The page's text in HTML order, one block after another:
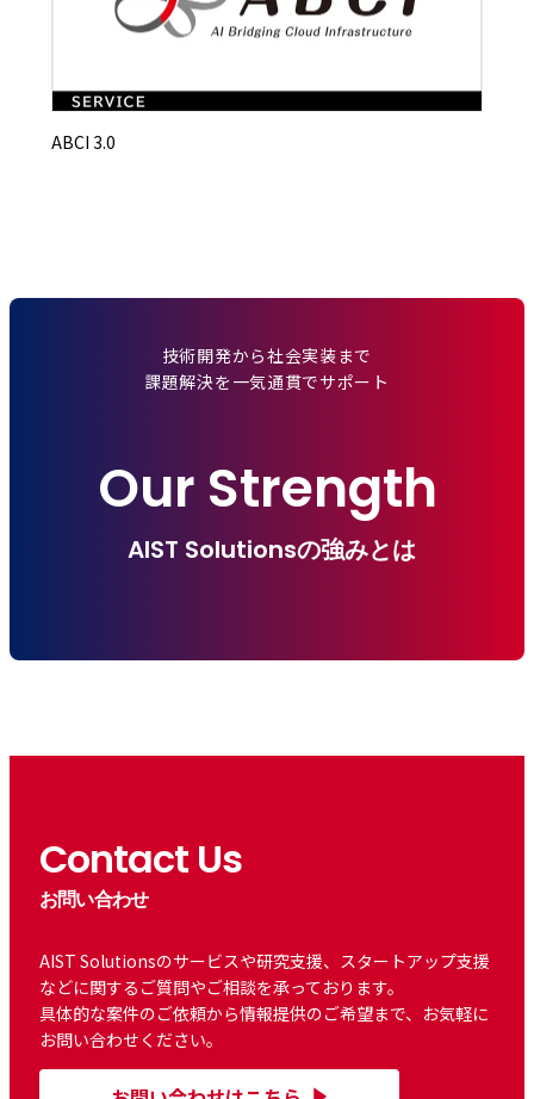
ABCI 3.0
技術開発から社会実装まで
課題解決を一気通貫でサポート
Our Strength
AIST Solutionsの強みとは
Contact Us
お問い合わせ
AIST Solutionsのサービスや研究支援、スタートアップ支援
などに関するご質問やご相談を承っております。
具体的な案件のご依頼から情報提供のご希望まで、お気軽に
お問い合わせください。